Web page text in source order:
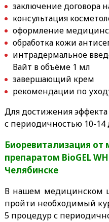
заключение договора
консультация
оформление
обработка кожи
интрадермальное
Вайт в объёме 1 мл
завершающий крем
рекомендации по
Для достижения
с периодичностью 10-14
Биоревитализация от
препаратом ВioGEL
Челябинске
В нашем медицинском
пройти необходимый
5 процедур с